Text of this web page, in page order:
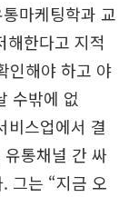
마케팅학과 교
해한다고 지적
인해야 하고 야
수밖에 없
비스업에서 결
통채널 간 싸
그는 “지금 오